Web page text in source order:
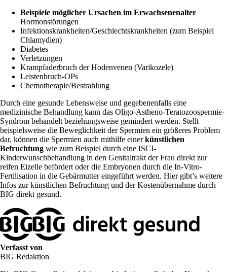
Beispiele möglicher Ursachen im Erwachsenenalter
Hormonstörungen
Infektionskrankheiten/Geschlechtskrankheiten (zum Beispiel
Chlamydien)
Diabetes
Verletzungen
Krampfaderbruch der Hodenvenen (Varikozele)
Leistenbruch-OPs
Chemotherapie/Bestrahlung
Durch eine gesunde Lebensweise und gegebenenfalls eine
medizinische Behandlung kann das Oligo-Astheno-Teratozoospermie-
Syndrom behandelt beziehungsweise gemindert werden. Stellt
beispielsweise die Beweglichkeit der Spermien ein größeres Problem
dar, können die Spermien auch mithilfe einerkünstlichen
Befruchtung wie zum Beispiel durch eine ISCI-
Kinderwunschbehandlung in den Genitaltrakt der Frau direkt zur
reifen Eizelle befördert oder die Embryonen durch die In-Vitro-
Fertilisation in die Gebärmutter eingeführt werden. Hier gibt’s weitere
Infos zur künstlichen Befruchtung und der Kostenübernahme durch
BIG direkt gesund.
Verfasst von
BIG Redaktion